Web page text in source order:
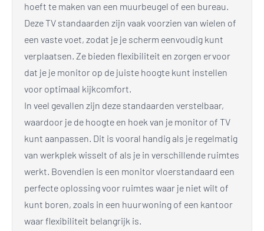
hoeft te maken van een muurbeugel of een bureau.
Deze TV standaarden zijn vaak voorzien van wielen of
een vaste voet, zodat je je scherm eenvoudig kunt
verplaatsen. Ze bieden flexibiliteit en zorgen ervoor
dat je je monitor op de juiste hoogte kunt instellen
voor optimaal kijkcomfort.
In veel gevallen zijn deze standaarden verstelbaar,
waardoor je de hoogte en hoek van je monitor of TV
kunt aanpassen. Dit is vooral handig als je regelmatig
van werkplek wisselt of als je in verschillende ruimtes
werkt. Bovendien is een monitor vloerstandaard een
perfecte oplossing voor ruimtes waar je niet wilt of
kunt boren, zoals in een huurwoning of een kantoor
waar flexibiliteit belangrijk is.